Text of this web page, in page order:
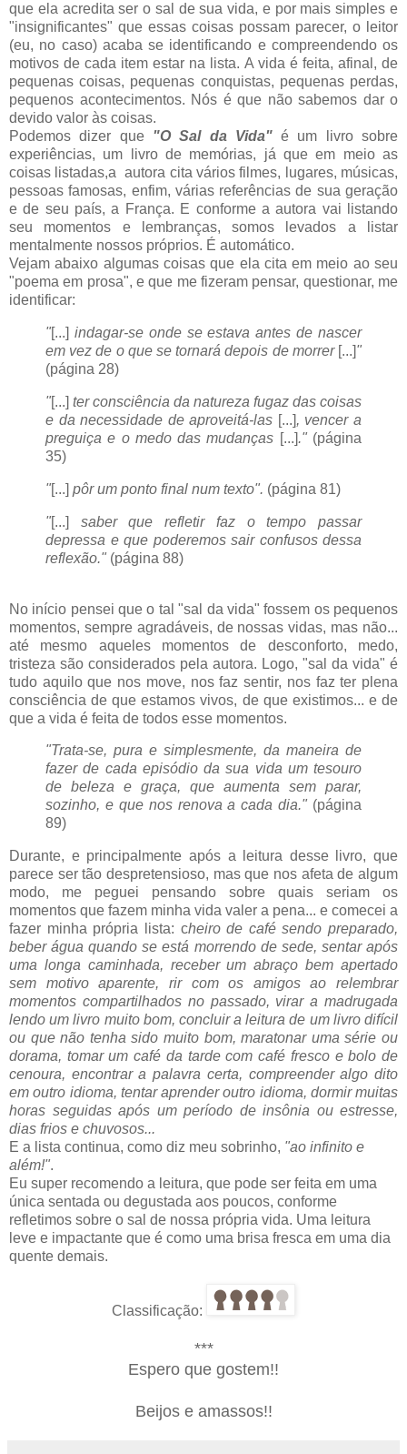
que ela acredita ser o sal de sua vida, e por mais simples e
"insignificantes" que essas coisas possam parecer, o leitor
(eu, no caso) acaba se identificando e compreendendo os
motivos de cada item estar na lista. A vida é feita, afinal, de
pequenas coisas, pequenas conquistas, pequenas perdas,
pequenos acontecimentos. Nós é que não sabemos dar o
devido valor às coisas.
Podemos dizer que "O Sal da Vida"é um livro sobre
experiências, um livro de memórias, já que em meio as
coisas listadas,a autora cita vários filmes, lugares, músicas,
pessoas famosas, enfim, várias referências de sua geração
e de seu país, a França. E conforme a autora vai listando
seu momentos e lembranças, somos levados a listar
mentalmente nossos próprios. É automático.
Vejam abaixo algumas coisas que ela cita em meio ao seu
"poema em prosa", e que me fizeram pensar, questionar, me
identificar:
"[...] indagar-se onde se estava antes de nascer
em vez de o que se tornará depois de morrer[...]"
(página 28)
"[...] ter consciência da natureza fugaz das coisas
e da necessidade de aproveitá-las [...], vencer a
preguiça e o medo das mudanças [...]."(página
35)
"[...] pôr um ponto final num texto". (página 81)
"[...]
saber que refletir faz o tempo passar
depressa e que poderemos sair confusos dessa
reflexão." (página 88)
No início pensei que o tal "sal da vida" fossem os pequenos
momentos, sempre agradáveis, de nossas vidas, mas não...
até mesmo aqueles momentos de desconforto, medo,
tristeza são considerados pela autora. Logo, "sal da vida" é
tudo aquilo que nos move, nos faz sentir, nos faz ter plena
consciência de que estamos vivos, de que existimos... e de
que a vida é feita de todos esse momentos.
"Trata-se, pura e simplesmente, da maneira de
fazer de cada episódio da sua vida um tesouro
de beleza e graça, que aumenta sem parar,
sozinho, e que nos renova a cada dia." (página
89)
Durante, e principalmente após a leitura desse livro, que
parece ser tão despretensioso, mas que nos afeta de algum
modo, me peguei pensando sobre quais seriam os
momentos que fazem minha vida valer a pena... e comecei a
fazer minha própria lista: cheiro de café sendo preparado,
beber água quando se está morrendo de sede, sentar após
uma longa caminhada, receber um abraço bem apertado
sem motivo aparente, rir com os amigos ao relembrar
momentos compartilhados no passado, virar a madrugada
lendo um livro muito bom, concluir a leitura de um livro difícil
ou que não tenha sido muito bom, maratonar uma série ou
dorama, tomar um café da tarde com café fresco e bolo de
cenoura, encontrar a palavra certa, compreender algo dito
em outro idioma, tentar aprender outro idioma, dormir muitas
horas seguidas após um período de insônia ou estresse,
dias frios e chuvosos...
E a lista continua, como diz meu sobrinho, "ao infinito e
além!".
Eu super recomendo a leitura, que pode ser feita em uma
única sentada ou degustada aos poucos, conforme
refletimos sobre o sal de nossa própria vida. Uma leitura
leve e impactante que é como uma brisa fresca em uma dia
quente demais.
Classificação:
***
Espero que gostem!!
Beijos e amassos!!